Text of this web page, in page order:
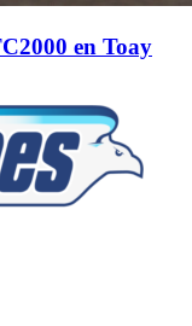
en Toay